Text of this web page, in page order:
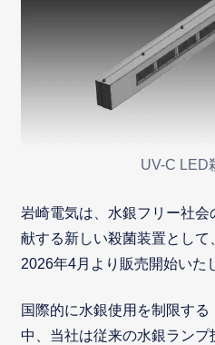
UV-C LED
岩崎電気は、水銀フリー社
献する新しい殺菌装置とし
2026年4月より販売開始いた
国際的に水銀使用を制限す
中、当社は従来の水銀ラン